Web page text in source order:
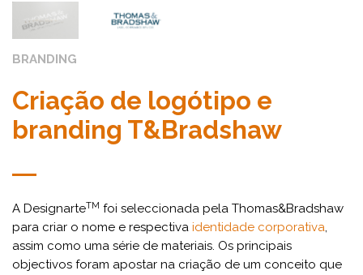
BRANDING
Criação de logótipo e
branding T&Bradshaw
A DesignarteTM foi seleccionada pela Thomas&Bradshaw
para criar o nome e respectiva identidade corporativa,
assim como uma série de materiais. Os principais
objectivos foram apostar na criação de um conceito que